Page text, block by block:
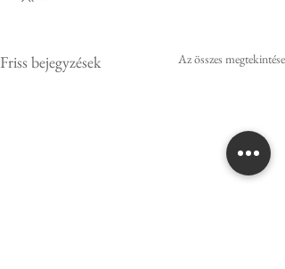
Friss bejegyzések Az összes megtekintése